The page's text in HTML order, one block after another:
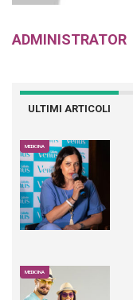
ADMINISTRATOR
ULTIMI ARTICOLI
MEDICINA
MEDICINA